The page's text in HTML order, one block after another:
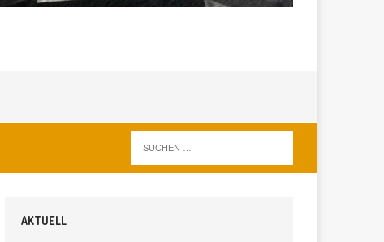
AKTUELL